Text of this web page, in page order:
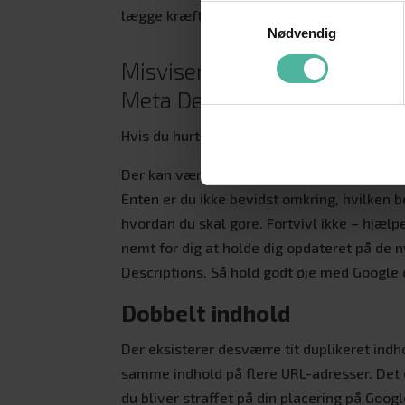
Samtykkevalg
Nødvendig
lægge kræfterne. Du vil uden tvivl mærke
Misvisende Page Titles og
Meta Descriptions
Hvis du hurtigt vil se effekten af SEO så få
Der kan være mange grunde til, at Page
Enten er du ikke bevidst omkring, hvilken
hvordan du skal gøre. Fortvivl ikke –
nemt for dig at holde dig opdateret på de
Descriptions. Så hold godt øje med
Dobbelt indhold
Der eksisterer desværre tit duplikeret
samme indhold på flere URL-adresser.
du bliver straffet på din placering på